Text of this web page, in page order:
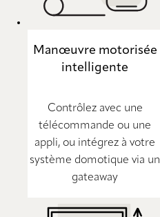
Manœuvre motorisée
intelligente
Contrôlez avec une
télécommande ou une
appli, ou intégrez à votre
système domotique via un
gateaway